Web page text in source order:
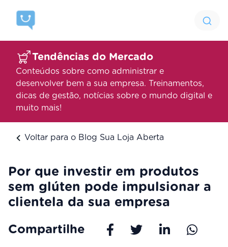
Tendências do Mercado
Conteúdos sobre como administrar e
desenvolver bem a sua empresa. Treinamentos,
dicas de gestão, notícias sobre o mundo digital e
muito mais!
Voltar para o Blog Sua Loja Aberta
Por que investir em produtos
sem glúten pode impulsionar a
clientela da sua empresa
Compartilhe